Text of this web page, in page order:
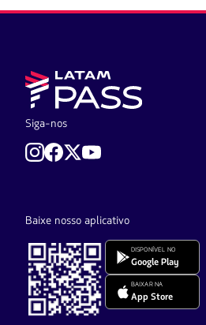
Siga-nos
Baixe nosso aplicativo
DISPONÍVEL NO
Google Play
BAIXAR NA
App Store